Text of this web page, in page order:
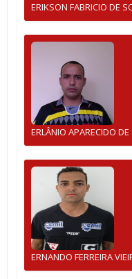
ERIKSON FABRICIO DE
ERLÂNIO APARECIDO
ERNANDO FERREIRA